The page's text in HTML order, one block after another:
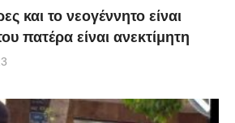
και το νεογέννητο είναι
πατέρα είναι ανεκτίμητη